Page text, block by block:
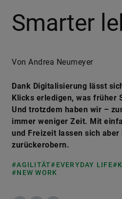
Smarter
Von Andrea Neumeyer
Dank Digitalisierung lässt
Klicks erledigen, was früher
Und trotzdem haben wir –
immer weniger Zeit. Mit
und Freizeit lassen sich aber
zurückerobern.
#AGILITÄT#EVERYDAY LIFE
#NEW WORK